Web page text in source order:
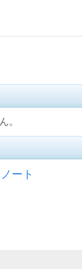
。
ート